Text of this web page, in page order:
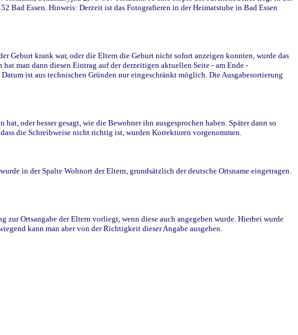
Bad Essen. Hinweis: Derzeit ist das Fotografieren in der Heimatstube in Bad Essen
Geburt krank war, oder die Eltern die Geburt nicht sofort anzeigen konnten, wurde das
man dann diesen Eintrag auf der derzeitigen aktuellen Seite - am Ende -
ist aus technischen Gründen nur eingeschränkt möglich. Die Ausgabesortierung
oder besser gesagt, wie die Bewohner ihn ausgesprochen haben. Später dann so
die Schreibweise nicht richtig ist, wurden Korrekturen vorgenommen.
in der Spalte Wohnort der Eltern, grundsätzlich der deutsche Ortsname eingetragen.
Ortsangabe der Eltern vorliegt, wenn diese auch angegeben wurde. Hierbei wurde
kann man aber von der Richtigkeit dieser Angabe ausgehen.